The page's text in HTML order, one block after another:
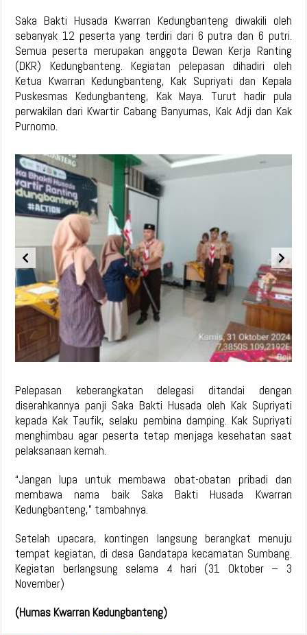
Saka Bakti Husada Kwarran Kedungbanteng diwakili oleh
sebanyak 12 peserta yang terdiri dari 6 putra dan 6 putri.
Semua peserta merupakan anggota Dewan Kerja Ranting
(DKR) Kedungbanteng. Kegiatan pelepasan dihadiri oleh
Ketua Kwarran Kedungbanteng, Kak Supriyati dan Kepala
Puskesmas Kedungbanteng, Kak Maya. Turut hadir pula
perwakilan dari Kwartir Cabang Banyumas, Kak Adji dan Kak
Purnomo.
Pelepasan keberangkatan delegasi ditandai dengan
diserahkannya panji Saka Bakti Husada oleh Kak Supriyati
kepada Kak Taufik, selaku pembina damping. Kak Supriyati
menghimbau agar peserta tetap menjaga kesehatan saat
pelaksanaan kemah.
“Jangan lupa untuk membawa obat-obatan pribadi dan
membawa nama baik Saka Bakti Husada Kwarran
Kedungbanteng,” tambahnya.
Setelah upacara, kontingen langsung berangkat menuju
tempat kegiatan, di desa Gandatapa kecamatan Sumbang.
Kegiatan berlangsung selama 4 hari (31 Oktober – 3
November)
(Humas Kwarran Kedungbanteng)